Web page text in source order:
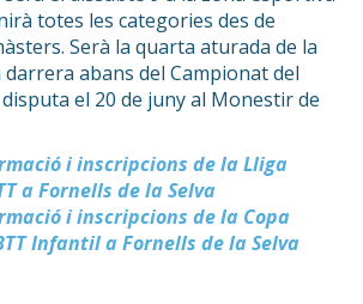
totes les categories des de
Serà la quarta aturada de la
darrera abans del Campionat del
el 20 de juny al Monestir de
i inscripcions de la Lliga
a Fornells de la Selva
i inscripcions de la Copa
Infantil a Fornells de la Selva